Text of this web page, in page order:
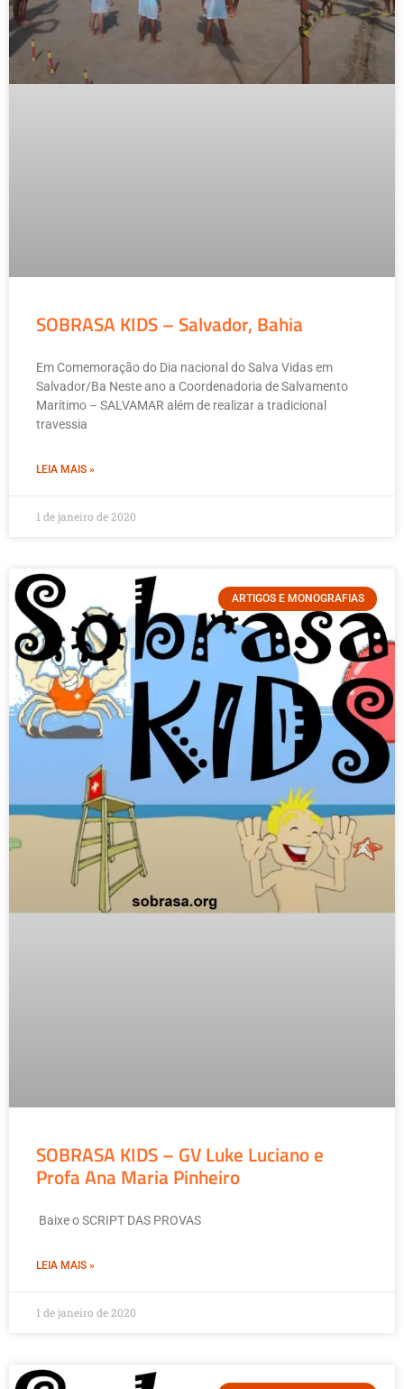
SOBRASA KIDS – Salvador, Bahia
Em Comemoração do Dia nacional do Salva Vidas em
Salvador/Ba Neste ano a Coordenadoria de Salvamento
Marítimo – SALVAMAR além de realizar a tradicional
travessia
LEIA MAIS »
1 de janeiro de 2020
ARTIGOS E MONOGRAFIAS
SOBRASA KIDS – GV Luke Luciano e
Profa Ana Maria Pinheiro
Baixe o SCRIPT DAS PROVAS
LEIA MAIS »
1 de janeiro de 2020